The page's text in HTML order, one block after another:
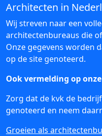
Architecten in
Wij streven naar een
architectenbureaus die
Onze gegevens worden
op de site genoteerd.
Ook vermelding op
Zorg dat de kvk de
genoteerd en neem
Groeien als